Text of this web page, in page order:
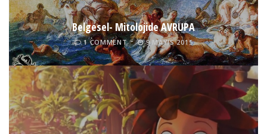
Belgesel- Mitolojide AVRUPA
1 COMMENT 9 MAYIS 2015